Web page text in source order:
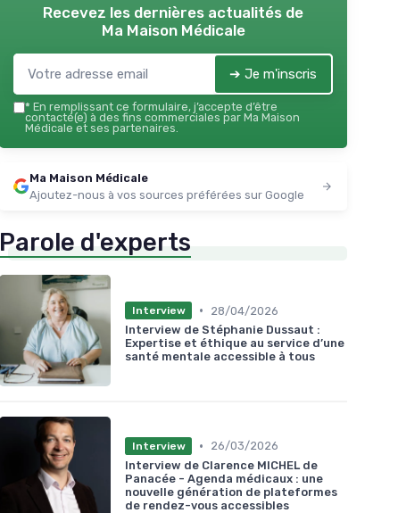
Recevez les dernières actualités de
Ma Maison Médicale
➔ Je m'inscris
* En remplissant ce formulaire, j’accepte d’être
contacté(e) à des fins commerciales par Ma Maison
Médicale et ses partenaires.
Ma Maison Médicale
Ajoutez-nous à vos sources préférées sur Google
Parole d'experts
Interview •
28/04/2026
Interview de Stéphanie Dussaut :
Expertise et éthique au service d’une
santé mentale accessible à tous
Interview •
26/03/2026
Interview de Clarence MICHEL de
Panacée - Agenda médicaux : une
nouvelle génération de plateformes
de rendez-vous accessibles